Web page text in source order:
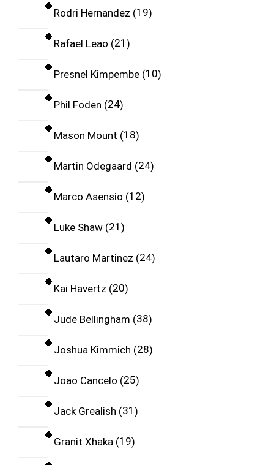
Rodri Hernandez 19
Rafael Leao 21
Presnel Kimpembe 10
Phil Foden 24
Mason Mount 18
Martin Odegaard 24
Marco Asensio 12
Luke Shaw 21
Lautaro Martinez 24
Kai Havertz 20
Jude Bellingham 38
Joshua Kimmich 28
Joao Cancelo 25
Jack Grealish 31
Granit Xhaka 19